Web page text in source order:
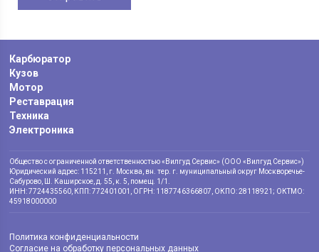
Карбюратор
Кузов
Мотор
Реставрация
Техника
Электроника
Общество с ограниченной ответственностью «Вилгуд Сервис» (ООО «Вилгуд Сервис»)
Юридический адрес: 115211, г. Москва, вн. тер. г. муниципальный округ Москворечье-
Сабурово, Ш. Каширское, д. 55, к. 5, помещ. 1/1.
ИНН: 7724435560, КПП: 772401001, ОГРН: 1187746366807, ОКПО: 28118921; ОКТМО:
45918000000
Политика конфиденциальности
Согласие на обработку персональных данных